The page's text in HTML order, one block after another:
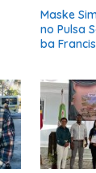
Maske
no Pulsa
ba